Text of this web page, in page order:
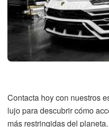
Contacta hoy con nuestros
lujo para descubrir cómo
más restringidas del planeta.